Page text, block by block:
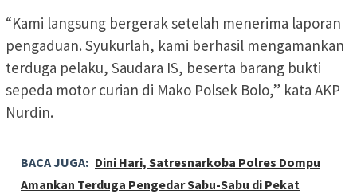
“Kami langsung bergerak setelah menerima laporan
pengaduan. Syukurlah, kami berhasil mengamankan
terduga pelaku, Saudara IS, beserta barang bukti
sepeda motor curian di Mako Polsek Bolo,” kata AKP
Nurdin.
BACA JUGA: Dini Hari, Satresnarkoba Polres Dompu
Amankan Terduga Pengedar Sabu-Sabu di Pekat